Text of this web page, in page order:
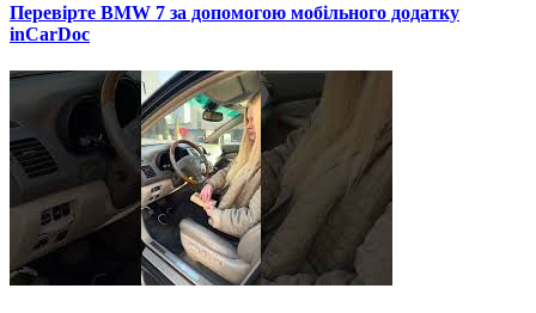
Перевірте BMW 7 за допомогою мобільного додатку
inCarDoc